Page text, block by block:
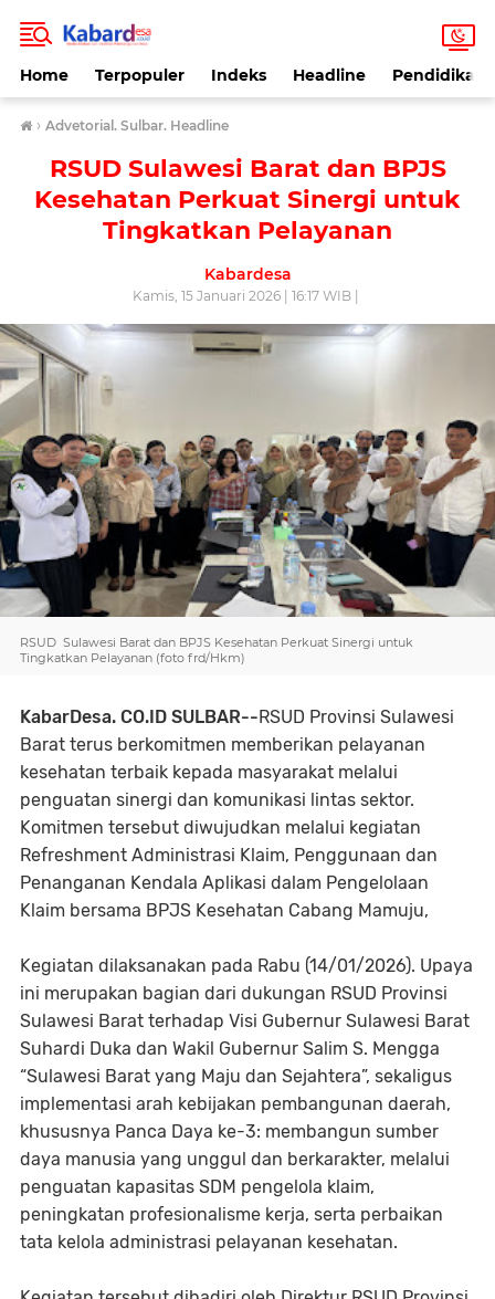
Home Terpopuler Indeks Headline Pendidikan
› Advetorial. Sulbar. Headline
RSUD Sulawesi Barat dan BPJS
Kesehatan Perkuat Sinergi untuk
Tingkatkan Pelayanan
Kabardesa
Kamis, 15 Januari 2026 | 16:17 WIB |
RSUD Sulawesi Barat dan BPJS Kesehatan Perkuat Sinergi untuk
Tingkatkan Pelayanan (foto frd/Hkm)
KabarDesa. CO.ID SULBAR--RSUD Provinsi Sulawesi
Barat terus berkomitmen memberikan pelayanan
kesehatan terbaik kepada masyarakat melalui
penguatan sinergi dan komunikasi lintas sektor.
Komitmen tersebut diwujudkan melalui kegiatan
Refreshment Administrasi Klaim, Penggunaan dan
Penanganan Kendala Aplikasi dalam Pengelolaan
Klaim bersama BPJS Kesehatan Cabang Mamuju,
Kegiatan dilaksanakan pada Rabu (14/01/2026). Upaya
ini merupakan bagian dari dukungan RSUD Provinsi
Sulawesi Barat terhadap Visi Gubernur Sulawesi Barat
Suhardi Duka dan Wakil Gubernur Salim S. Mengga
“Sulawesi Barat yang Maju dan Sejahtera”, sekaligus
implementasi arah kebijakan pembangunan daerah,
khususnya Panca Daya ke-3: membangun sumber
daya manusia yang unggul dan berkarakter, melalui
penguatan kapasitas SDM pengelola klaim,
peningkatan profesionalisme kerja, serta perbaikan
tata kelola administrasi pelayanan kesehatan.